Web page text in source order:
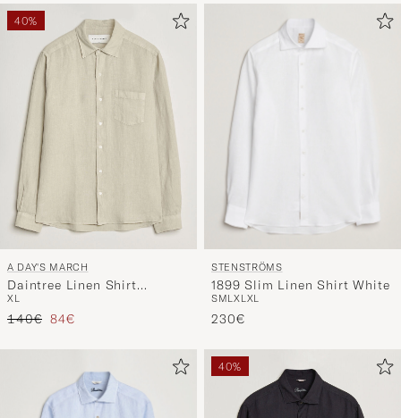
40%
A DAY'S MARCH
Daintree Linen Shirt
Moonstruck
XL
Regulärer Preis
140€ Reduzierter Preis
84€
STENSTRÖMS
1899 Slim Linen Shirt White
SMLXLXL
230€
40%